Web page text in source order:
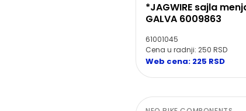
*JAGWIRE sajla
GALVA 6009863
61001045
Cena u radnji: 250 RSD
Web cena: 225 RSD